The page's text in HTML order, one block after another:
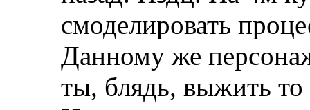
смоделировать
Данному же
ты, блядь, выжить